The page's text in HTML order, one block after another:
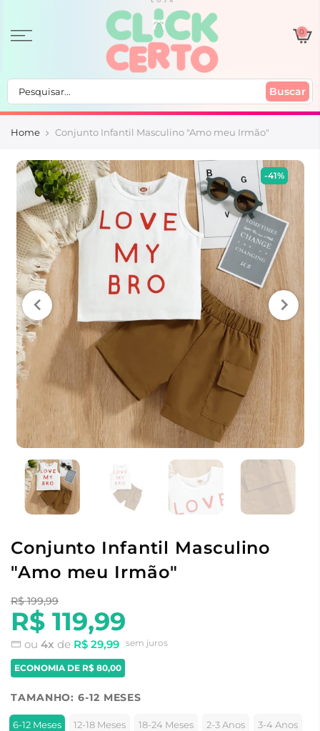
0
Buscar
Home Conjunto Infantil Masculino "Amo meu Irmão"
-41%
Conjunto Infantil Masculino
"Amo meu Irmão"
R$ 199,99
R$ 119,99
ou 4x de R$ 29,99 sem juros
ECONOMIA DE R$ 80,00
TAMANHO:6-12 MESES
6-12 Meses 12-18 Meses 18-24 Meses 2-3 Anos 3-4 Anos